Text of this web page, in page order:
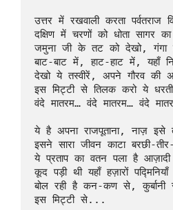
उत्तर में रखवाली करता पर्वतराज
दक्षिण में चरणों को धोता सागर
जमुना जी के तट को देखो,
बाट-बाट में, हाट-हाट में, यहाँ
देखो ये तस्वीरें, अपने गौरव की
इस मिट्टी से तिलक करो ये
वंदे मातरम… वंदे मातरम… वंदे
ये है अपना राजपूताना, नाज़ इसे
इसने सारा जीवन काटा बरछी-
ये प्रताप का वतन पला है
कूद पड़ी थी यहाँ हज़ारों
बोल रही है कन-कण से, कुर्बानी
इस मिट्टी से...